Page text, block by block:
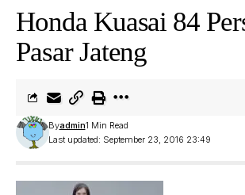
Honda Kuasai 84
Pasar Jateng
Last updated: September 23, 2016 23:49
Byadmin1 Min Read